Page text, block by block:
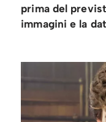
prima del
immagini e la